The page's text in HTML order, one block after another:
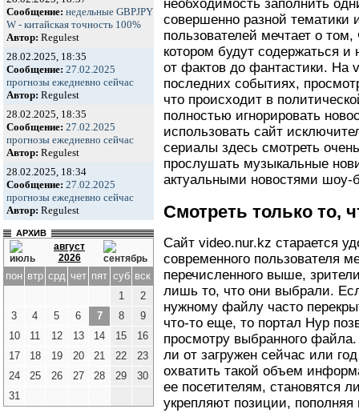
Сообщение: недельные GBPJPY
W - китайская точность 100%
Автор: Regulest
28.02.2025, 18:35
Сообщение: 27.02.2025
прогнозы ежедневно сейчас
Автор: Regulest
28.02.2025, 18:35
Сообщение: 27.02.2025
прогнозы ежедневно сейчас
Автор: Regulest
28.02.2025, 18:34
Сообщение: 27.02.2025
прогнозы ежедневно сейчас
Автор: Regulest
АРХИВ
август
2026
пон втр срд чет пят суб вск
1
2
3
4 5 6 7 8
9
10
11 12 13 14 15
16
17
18 19 20 21 22
23
24
25 26 27 28 29
30
31
необходимость заполнить
совершенно разной тематики
пользователей мечтает о
котором будут содержаться
от фактов до фантастики. На
последних событиях,
что происходит в
полностью игнорировать
использовать сайт
сериалы здесь смотреть
прослушать музыкальные
актуальными новостями шоу-
Смотреть только то,
Сайт video.nur.kz старается
современного пользователя
перечисленного выше,
лишь то, что они выбрали.
нужному файлу часто
что-то еще, то портал Нур
просмотру выбранного
ли от загружен сейчас или
охватить такой объем
ее посетителям, становятся
укрепляют позиции,